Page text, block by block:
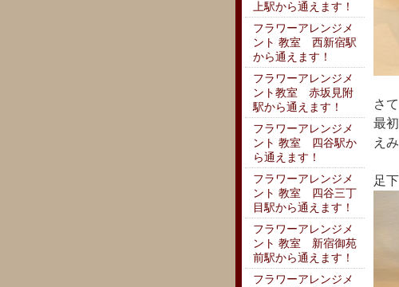
さ
最
え
足
上駅から通えます！
フラワーアレンジメ
ント 教室 西新宿駅
から通えます！
フラワーアレンジメ
ント教室 赤坂見附
駅から通えます！
フラワーアレンジメ
ント 教室 四谷駅か
ら通えます！
フラワーアレンジメ
ント 教室 四谷三丁
目駅から通えます！
フラワーアレンジメ
ント 教室 新宿御苑
前駅から通えます！
フラワーアレンジメ